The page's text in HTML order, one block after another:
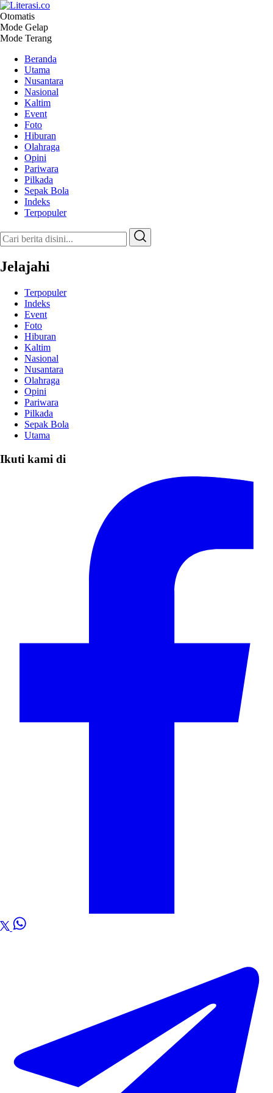
Literasi.co
Pilar Informasi
Otomatis
Mode Gelap
Mode Terang
Beranda
Utama
Nusantara
Nasional
Kaltim
Event
Foto
Hiburan
Olahraga
Opini
Pariwara
Pilkada
Sepak Bola
Indeks
Terpopuler
Jelajahi
Terpopuler
Indeks
Event
Foto
Hiburan
Kaltim
Nasional
Nusantara
Olahraga
Opini
Pariwara
Pilkada
Sepak Bola
Utama
Ikuti kami di